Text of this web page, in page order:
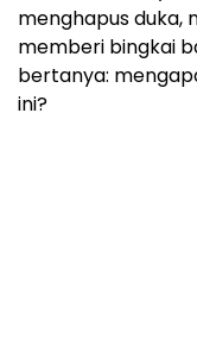
menghapus duka,
memberi bingkai
bertanya:
ini?